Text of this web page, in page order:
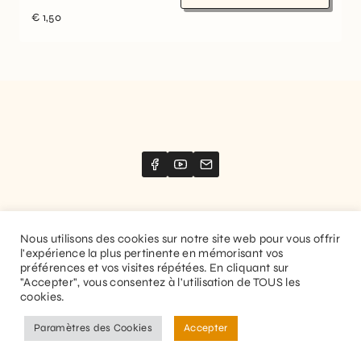
€ 1,50
Website created byStimize
© 2026 Guitaranthem. All rights reserved.
Privacy Policy Terms and Conditions
Nous utilisons des cookies sur notre site web pour vous offrir
l'expérience la plus pertinente en mémorisant vos
préférences et vos visites répétées. En cliquant sur
"Accepter", vous consentez à l'utilisation de TOUS les
cookies.
Paramètres des Cookies Accepter